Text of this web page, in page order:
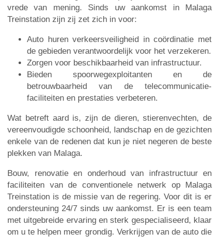
vrede van mening. Sinds uw aankomst in Malaga
Treinstation zijn zij zet zich in voor:
Auto huren verkeersveiligheid in coördinatie met
de gebieden verantwoordelijk voor het verzekeren.
Zorgen voor beschikbaarheid van infrastructuur.
Bieden spoorwegexploitanten en de
betrouwbaarheid van de telecommunicatie-
faciliteiten en prestaties verbeteren.
Wat betreft aard is, zijn de dieren, stierenvechten, de
vereenvoudigde schoonheid, landschap en de gezichten
enkele van de redenen dat kun je niet negeren de beste
plekken van Malaga.
Bouw, renovatie en onderhoud van infrastructuur en
faciliteiten van de conventionele netwerk op Malaga
Treinstation is de missie van de regering. Voor dit is er
ondersteuning 24/7 sinds uw aankomst. Er is een team
met uitgebreide ervaring en sterk gespecialiseerd, klaar
om u te helpen meer grondig. Verkrijgen van de auto die